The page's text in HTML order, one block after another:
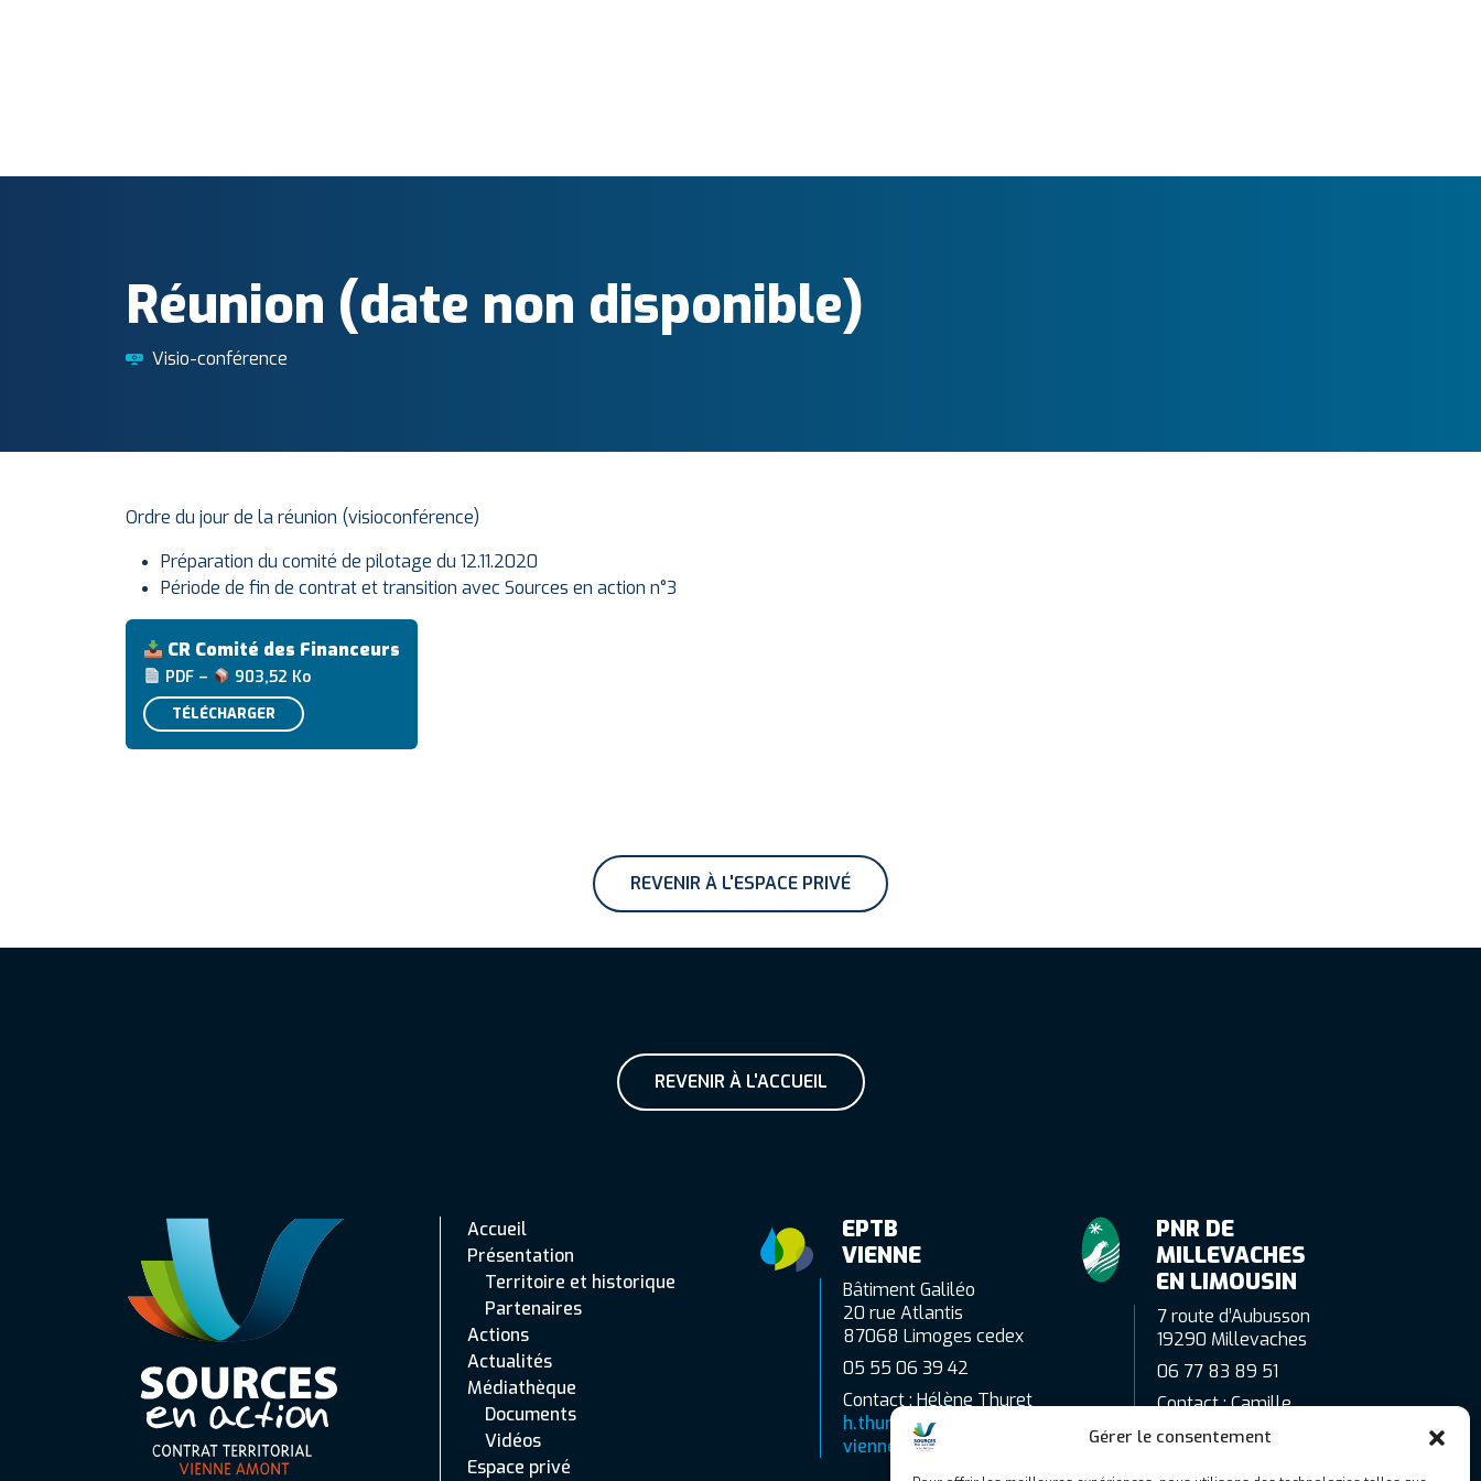
Gérer le consentement
Réunion (date non disponible)
Visio-conférence
Ordre du jour de la réunion (visioconférence)
Préparation du comité de pilotage du 12.11.2020
Période de fin de contrat et transition avec Sources en action n°3
CR Comité des Financeurs
PDF – 903,52 Ko
TÉLÉCHARGER
REVENIR À L'ESPACE PRIVÉ
REVENIR À L'ACCUEIL
Accueil
Présentation
Territoire et historique
Partenaires
Actions
Actualités
Médiathèque
Documents
Vidéos
Espace privé
EPTB
VIENNE
Bâtiment Galiléo
20 rue Atlantis
87068 Limoges cedex
05 55 06 39 42
Contact : Hélène Thuret
h.thuret@eptb-
vienne.fr
PNR DE
MILLEVACHES
EN LIMOUSIN
7 route d’Aubusson
19290 Millevaches
06 77 83 89 51
Contact : Camille
Gaubert
c.gaubert@pnr-
millevaches.fr